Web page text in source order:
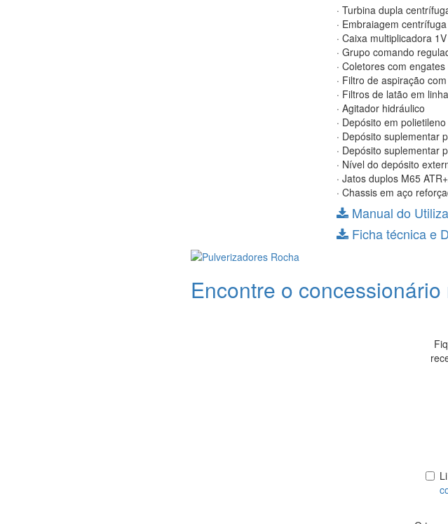
· Turbina dupla
· Embraiagem centrífuga
· Caixa multiplicadora
· Grupo comando
· Coletores com
· Filtro de aspiração
· Filtros de latão em
· Agitador hidráulico
· Depósito em
· Depósito suplementar
· Depósito suplementar
· Nível do depósito
· Jatos duplos M65
· Chassis em aço
Manual do
Ficha técnica e
Encontre o